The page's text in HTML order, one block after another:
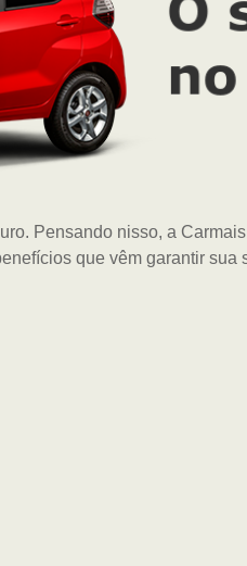
Pensando nisso, a
que vêm garantir